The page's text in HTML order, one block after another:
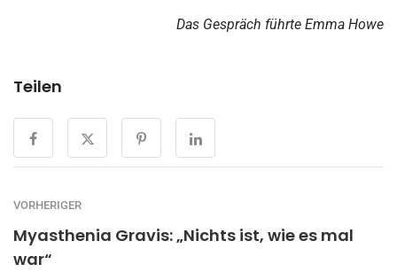
Das Gespräch führte Emma Howe
Teilen
VORHERIGER
Myasthenia Gravis: „Nichts ist, wie es mal
war“